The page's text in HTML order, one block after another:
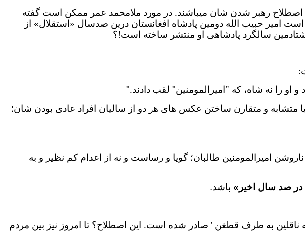
اصطلاح رهبر شدن شان میباشند. در مورد ملامحمد عمر ممکن است گفته
امیر حبیب الله دومین پادشاه افغانستان درین صدسال «استقلال» از
سالگرد پادشاهی او منتشر ساخته است!؟
او را نه شاه، که " امیرالمومنین" لقب دادند.
"
متشابه و متقارن ساختن عکس های هر دو از سالیان افراد عادی بودن شان؛
امیرالمومنین طالبان؛ گویا و رساست و نه از اعدام کم نظیر و به
در صد سال اخیر» باشد.
ناقلین به طرف قطغن ' صادر شده است. این اصطلاح؟ تا امروز نیز بین مردم